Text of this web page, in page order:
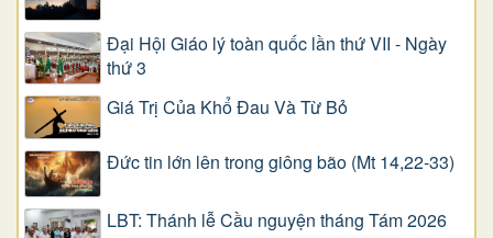
Đại Hội Giáo lý toàn quốc lần thứ VII - Ngày
thứ 3
Giá Trị Của Khổ Ðau Và Từ Bỏ
Đức tin lớn lên trong giông bão (Mt 14,22-33)
LBT: Thánh lễ Cầu nguyện tháng Tám 2026